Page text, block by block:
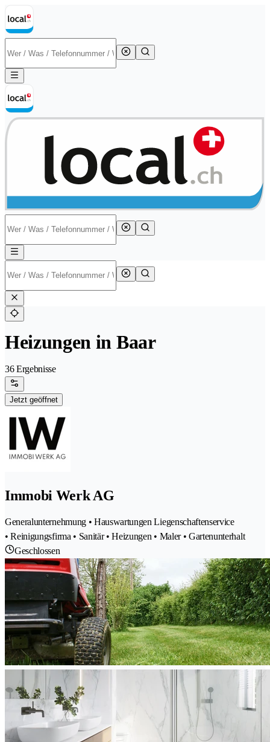
Heizungen in Baar
36 Ergebnisse
Jetzt geöffnet
Immobi Werk AG
Generalunternehmung • Hauswartungen Liegenschaftenservice
• Reinigungsfirma • Sanitär • Heizungen • Maler • Gartenunterhalt
Geschlossen